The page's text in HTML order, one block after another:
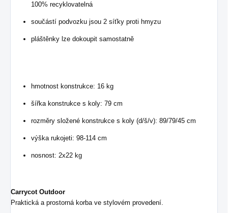
100% recyklovatelná
součástí podvozku jsou 2 síťky proti hmyzu
pláštěnky lze dokoupit samostatně
hmotnost konstrukce: 16 kg
šířka konstrukce s koly: 79 cm
rozměry složené konstrukce s koly (d/š/v): 89/79/45 cm
výška rukojeti: 98-114 cm
nosnost: 2x22 kg
Carrycot Outdoor
Praktická a prostorná korba ve stylovém provedení.